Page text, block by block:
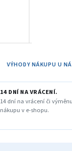
R
M
A
VÝHODY NÁKUPU U
14 DNÍ NA VRÁCENÍ.
14 dní na vrácení či
nákupu v e-shopu.